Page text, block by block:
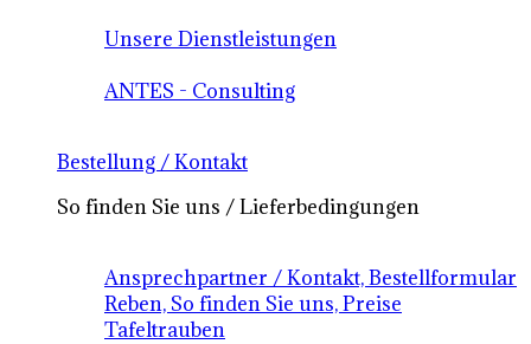
Unsere Dienstleistungen
ANTES - Consulting
Bestellung / Kontakt
So finden Sie uns / Lieferbedingungen
Ansprechpartner / Kontakt, Bestellformular
Reben, So finden Sie uns, Preise
Tafeltrauben